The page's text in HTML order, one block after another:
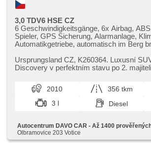
3,0 TDV6 HSE CZ
6 Geschwindigkeitsgänge, 6x Airbag,
Spieler, GPS Sicherung, Alarmanlage,
Automatikgetriebe, automatisch im Berg
Funkfernbedienung, Zentralverriegelung,
Beifahrerairbagdeaktivierung, täglich
Rücksitzbank, El. Seitenscheiben, El.
Klappspiegel, El. Spiegel, Wegfahrsperre,
Lederpolsterung, Alufelgen,
Multifunktionslenkrad, Lenkrad einstellbar,
nastavení sedadla řidiče, Parkassistent,
parkovací senzory přední, parkovací
'EURO V', Antrieb 4x4, Positionssitze,
Ursprungsland CZ,​ K260364. Luxusní
Discovery v perfektním stavu po 2.
2010 356 tkm
3 l
Diesel
Autocentrum DAVO CAR - Až 1400
Olbramovice 203 Votice